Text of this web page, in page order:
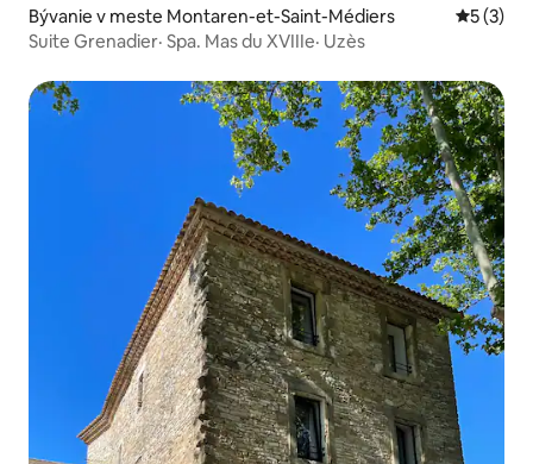
Bývanie v meste Montaren-et-Saint-Médiers
5 (3)
Suite Grenadier· Spa. Mas du XVIIIe· Uzès